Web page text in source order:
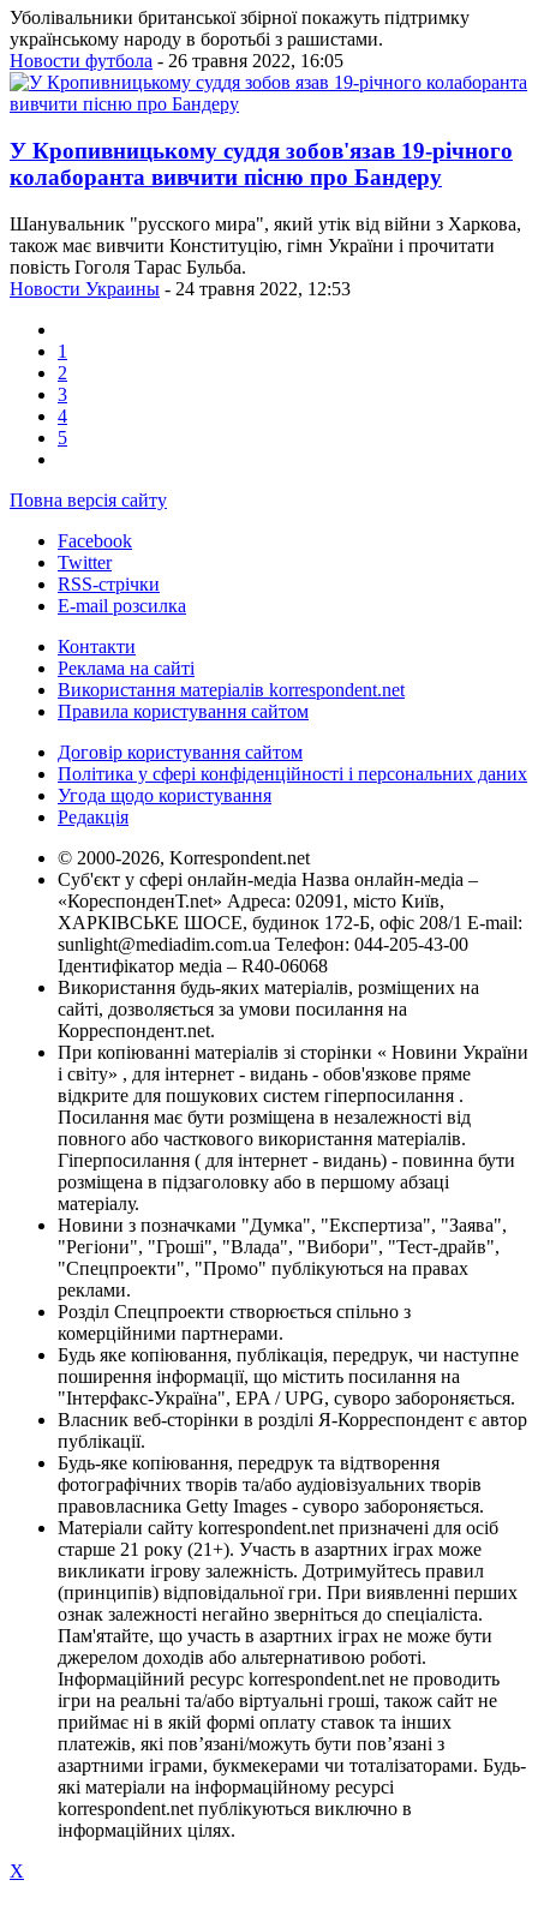
Уболівальники британської збірної покажуть підтримку
українському народу в боротьбі з рашистами.
Новости футбола - 26 травня 2022, 16:05
У Кропивницькому суддя зобов'язав 19-річного
колаборанта вивчити пісню про Бандеру
Шанувальник "русского мира", який утік від війни з Харкова,
також має вивчити Конституцію, гімн України і прочитати
повість Гоголя Тарас Бульба.
Новости Украины - 24 травня 2022, 12:53
1
2
3
4
5
Повна версія сайту
Facebook
Twitter
RSS-стрічки
E-mail розсилка
Контакти
Реклама на сайті
Використання матеріалів korrespondent.net
Правила користування сайтом
Договір користування сайтом
Політика у сфері конфіденційності і персональних даних
Угода щодо користування
Редакція
© 2000-2026, Korrespondent.net
Суб'єкт у сфері онлайн-медіа Назва онлайн-медіа –
«КореспонденТ.net» Адреса: 02091, місто Київ,
ХАРКІВСЬКЕ ШОСЕ, будинок 172-Б, офіс 208/1 E-mail:
sunlight@mediadim.com.ua Телефон: 044-205-43-00
Ідентифікатор медіа – R40-06068
Використання будь-яких матеріалів, розміщених на
сайті, дозволяється за умови посилання на
Корреспондент.net.
При копіюванні матеріалів зі сторінки « Новини України
і світу» , для інтернет - видань - обов'язкове пряме
відкрите для пошукових систем гіперпосилання .
Посилання має бути розміщена в незалежності від
повного або часткового використання матеріалів.
Гіперпосилання ( для інтернет - видань) - повинна бути
розміщена в підзаголовку або в першому абзаці
матеріалу.
Новини з позначками "Думка", "Експертиза", "Заява",
"Регіони", "Гроші", "Влада", "Вибори", "Тест-драйв",
"Спецпроекти", "Промо" публікуються на правах
реклами.
Розділ Спецпроекти створюється спільно з
комерційними партнерами.
Будь яке копіювання, публікація, передрук, чи наступне
поширення інформації, що містить посилання на
"Інтерфакс-Україна", EPA / UPG, суворо забороняється.
Власник веб-сторінки в розділі Я-Корреспондент є автор
публікації.
Будь-яке копіювання, передрук та відтворення
фотографічних творів та/або аудіовізуальних творів
правовласника Getty Images - суворо забороняється.
Матеріали сайту korrespondent.net призначені для осіб
старше 21 року (21+). Участь в азартних іграх може
викликати ігрову залежність. Дотримуйтесь правил
(принципів) відповідальної гри. При виявленні перших
ознак залежності негайно зверніться до спеціаліста.
Пам'ятайте, що участь в азартних іграх не може бути
джерелом доходів або альтернативою роботі.
Інформаційний ресурс korrespondent.net не проводить
ігри на реальні та/або віртуальні гроші, також сайт не
приймає ні в якій формі оплату ставок та інших
платежів, які пов’язані/можуть бути пов’язані з
азартними іграми, букмекерами чи тоталізаторами. Будь-
які матеріали на інформаційному ресурсі
korrespondent.net публікуються виключно в
інформаційних цілях.
X